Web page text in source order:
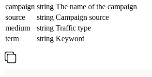
campaign string The name of the campaign
source
string Campaign source
medium
string Traffic type
term
string Keyword